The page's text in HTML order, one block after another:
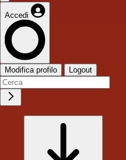
Accedi
Modifica profilo Logout